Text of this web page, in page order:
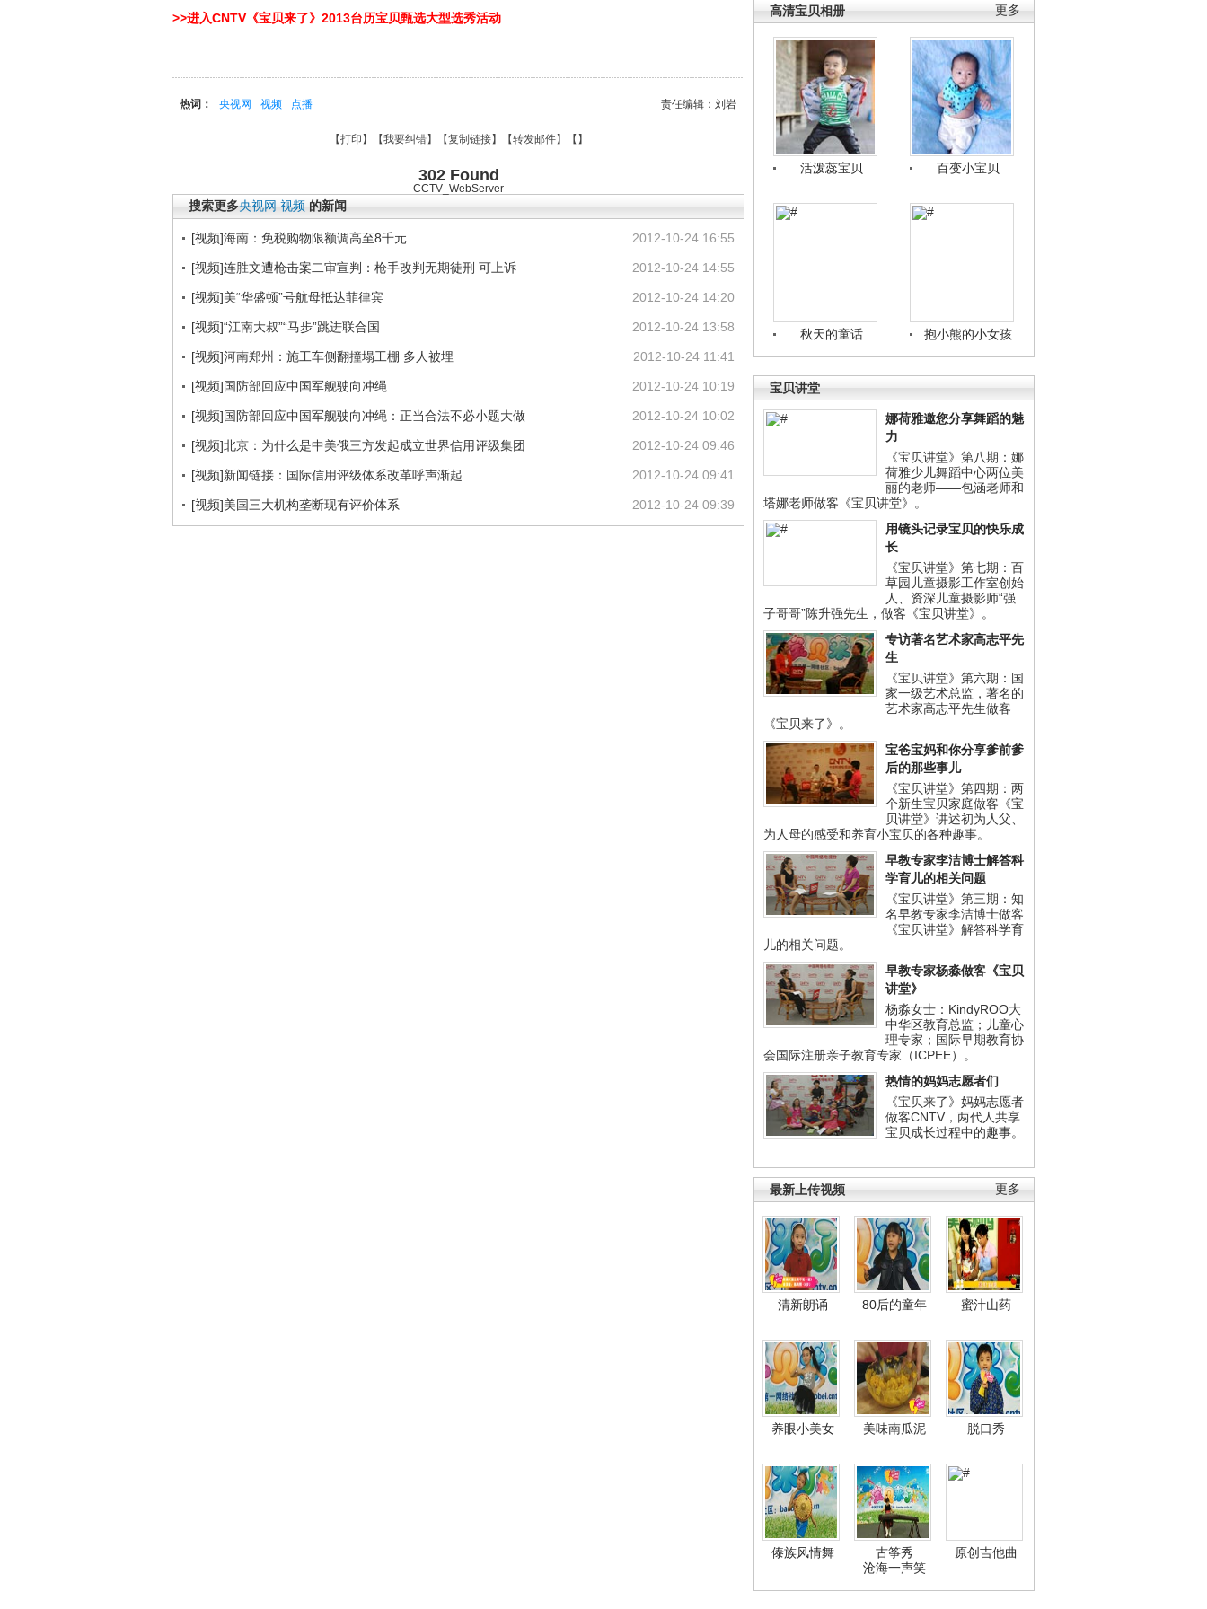
更多
高清宝贝相册
活泼蕊宝贝 百变小宝贝
秋天的童话 抱小熊的小女孩
宝贝讲堂
娜荷雅邀您分享舞蹈的魅
力
《宝贝讲堂》第八期：娜
荷雅少儿舞蹈中心两位美
丽的老师——包涵老师和
塔娜老师做客《宝贝讲堂》。
用镜头记录宝贝的快乐成
长
《宝贝讲堂》第七期：百
草园儿童摄影工作室创始
人、资深儿童摄影师“强
子哥哥”陈升强先生，做客《宝贝讲堂》。
专访著名艺术家高志平先
生
《宝贝讲堂》第六期：国
家一级艺术总监，著名的
艺术家高志平先生做客
《宝贝来了》。
宝爸宝妈和你分享爹前爹
后的那些事儿
《宝贝讲堂》第四期：两
个新生宝贝家庭做客《宝
贝讲堂》讲述初为人父、
为人母的感受和养育小宝贝的各种趣事。
早教专家李洁博士解答科
学育儿的相关问题
《宝贝讲堂》第三期：知
名早教专家李洁博士做客
《宝贝讲堂》解答科学育
儿的相关问题。
早教专家杨淼做客《宝贝
讲堂》
杨淼女士：KindyROO大
中华区教育总监；儿童心
理专家；国际早期教育协
会国际注册亲子教育专家（ICPEE）。
热情的妈妈志愿者们
《宝贝来了》妈妈志愿者
做客CNTV，两代人共享
宝贝成长过程中的趣事。
更多
最新上传视频
清新朗诵 80后的童年 蜜汁山药
养眼小美女 美味南瓜泥 脱口秀
傣族风情舞
古筝秀
沧海一声笑
原创吉他曲
>>进入CNTV《宝贝来了》2013台历宝贝甄选大型选秀活动
责任编辑：刘岩
热词： 央视网 视频 点播
【打印 】【我要纠错】【复制链接】【转发邮件】【 】
302 Found
CCTV_WebServer
搜索更多央视网 视频 的新闻
2012-10-24 16:55
[视频]海南：免税购物限额调高至8千元
2012-10-24 14:55
[视频]连胜文遭枪击案二审宣判：枪手改判无期徒刑 可上诉
2012-10-24 14:20
[视频]美“华盛顿”号航母抵达菲律宾
2012-10-24 13:58
[视频]“江南大叔”“马步”跳进联合国
2012-10-24 11:41
[视频]河南郑州：施工车侧翻撞塌工棚 多人被埋
2012-10-24 10:19
[视频]国防部回应中国军舰驶向冲绳
2012-10-24 10:02
[视频]国防部回应中国军舰驶向冲绳：正当合法不必小题大做
2012-10-24 09:46
[视频]北京：为什么是中美俄三方发起成立世界信用评级集团
2012-10-24 09:41
[视频]新闻链接：国际信用评级体系改革呼声渐起
2012-10-24 09:39
[视频]美国三大机构垄断现有评价体系